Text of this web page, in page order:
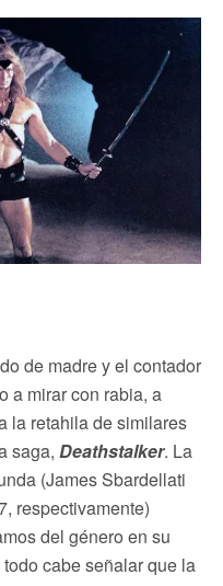
de madre y el contador
a mirar con rabia, a
la retahila de similares
saga, Deathstalker. La
(James Sbardellati
respectivamente)
del género en su
cabe señalar que la